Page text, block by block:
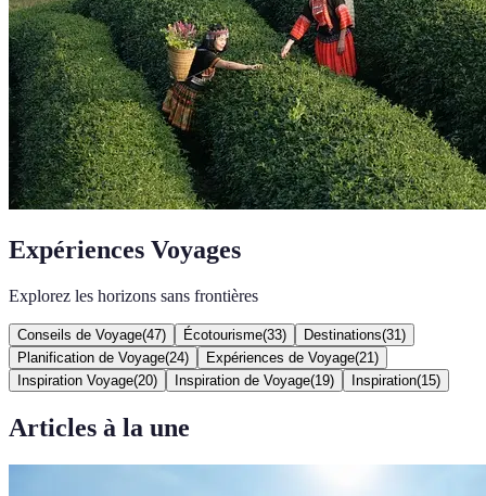
Expériences Voyages
Explorez les horizons sans frontières
Conseils de Voyage(47) Écotourisme(33) Destinations(31 )
Planification de Voyage(24) Expériences de Voyage(21 )
Inspiration Voyage(20) Inspiration de Voyage(19) Inspiration(15)
Articles à la une